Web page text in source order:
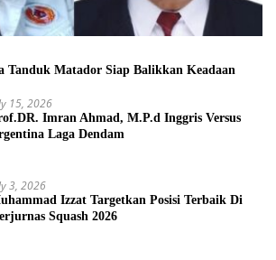
Tanduk Matador Siap Balikkan Keadaan
15, 2026
Imran Ahmad, M.P.d Inggris Versus
Laga Dendam
3, 2026
Izzat Targetkan Posisi Terbaik Di
Squash 2026